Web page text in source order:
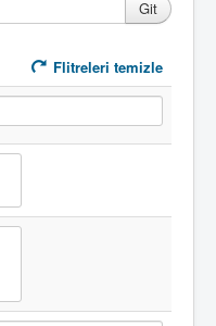
Flitreleri temizle